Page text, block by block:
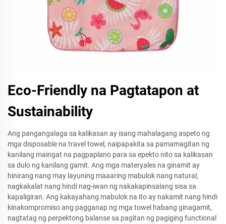
Eco-Friendly na Pagtatapon at
Sustainability
Ang pangangalaga sa kalikasan ay isang mahalagang aspeto ng
mga disposable na travel towel, naipapakita sa pamamagitan ng
kanilang maingat na pagpaplano para sa epekto nito sa kalikasan
sa dulo ng kanilang gamit. Ang mga materyales na ginamit ay
hinirang nang may layuning maaaring mabulok nang natural,
nagkakalat nang hindi nag-iwan ng nakakapinsalang sisa sa
kapaligiran. Ang kakayahang mabulok na ito ay nakamit nang hindi
kinakompromiso ang pagganap ng mga towel habang ginagamit,
nagtatag ng perpektong balanse sa pagitan ng pagiging functional